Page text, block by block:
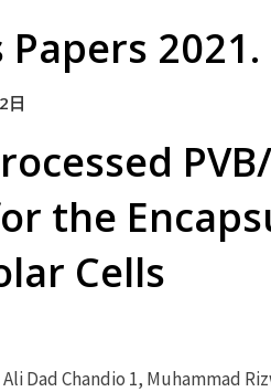
Papers 2021.
日
the
Cells
Dad Chandio 1, Muhammad